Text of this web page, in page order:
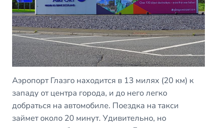
Аэропорт Глазго находится в 13 милях (20 км) к
западу от центра города, и до него легко
добраться на автомобиле. Поездка на такси
займет около 20 минут. Удивительно, но